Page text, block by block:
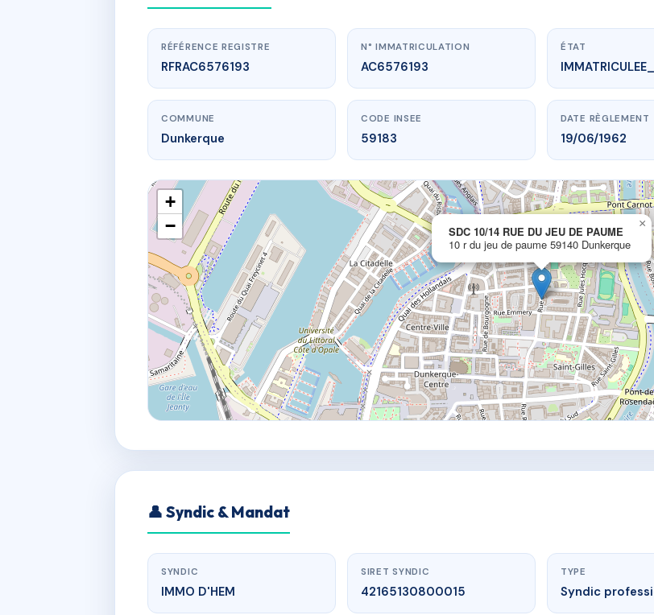
www.vme.plus/AC6576193
SDC 10/14 RUE DU JEU DE PAUME
10 r du jeu de paume59140 Dunkerque
RÉFÉRENCE REGISTRE
RFRAC6576193
N° IMMATRICULATION
AC6576193
ÉTAT
COMMUNE
Dunkerque
CODE INSEE
59183
DATE RÈGLEMENT
19/06/1962
SDC 10/14 RUE DU JEU DE PAUME
10 r du jeu de paume 59140 Dunkerque
×
+
−
👤 Syndic & Mandat
SYNDIC
IMMO D'HEM
SIRET SYNDIC
42165130800015
TYPE
Syndic